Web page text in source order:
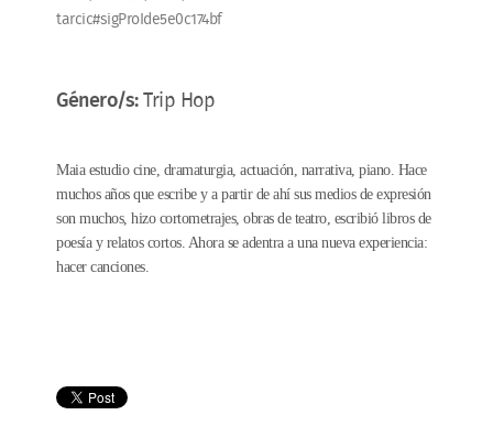
tarcic#sigProIde5e0c174bf
Género/s:Trip Hop
Maia estudio cine, dramaturgia, actuación, narrativa, piano. Hace
muchos años que escribe y a partir de ahí sus medios de expresión
son muchos, hizo cortometrajes, obras de teatro, escribió libros de
poesía y relatos cortos. Ahora se adentra a una nueva experiencia:
hacer canciones.